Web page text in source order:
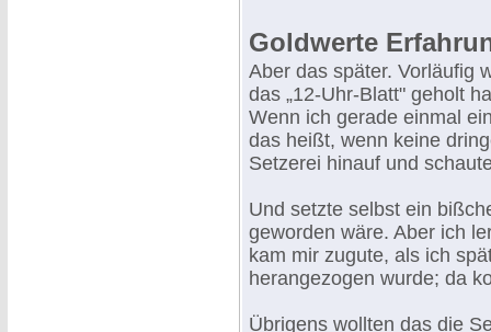
Goldwerte
Aber das später. Vorläufig
das „12-Uhr-Blatt" geholt
Wenn ich gerade einmal
das heißt, wenn keine
Setzerei hinauf und
Und setzte selbst ein
geworden wäre. Aber ich
kam mir zugute, als ich
herangezogen wurde; da
Übrigens wollten das die